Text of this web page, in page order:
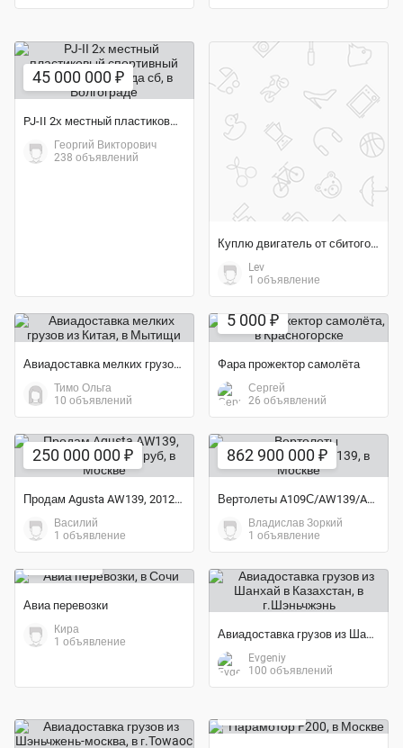
45 000 000 ₽
PJ-II 2х местный пластиковый спортивный самолет 2018 года сб
Георгий Викторович
238 объявлений
Куплю двигатель от сбитого Bayraktar TB2
Lev
1 объявление
Авиадоставка мелких грузов из Китая
Тимо Ольга
10 объявлений
5 000 ₽
Фара прожектор самолёта
Сергей
26 объявлений
250 000 000 ₽
Продам Agusta AW139, 2012 год, 250 млн. руб
Василий
1 объявление
862 900 000 ₽
Вертолеты A109С/AW139/AW139
Владислав Зоркий
1 объявление
Экономия 29%
Авиа перевозки
Кира
1 объявление
Авиадоставка грузов из Шанхай в Казахстан
Evgeniy
100 объявлений